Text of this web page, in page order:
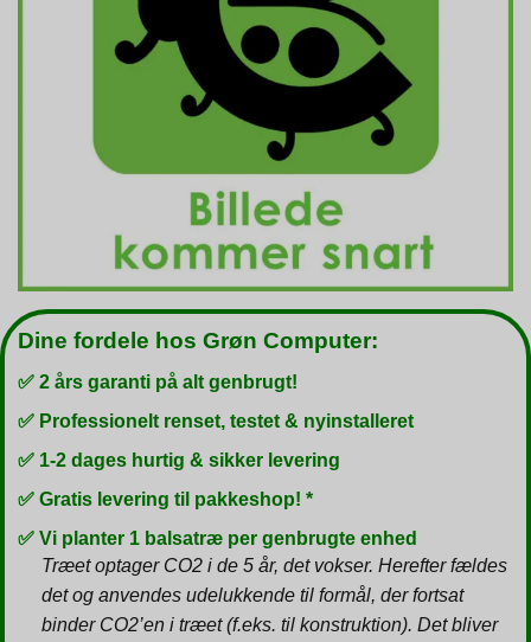
Dine fordele hos Grøn Computer:
✅ 2 års garanti på alt genbrugt!
✅ Professionelt renset, testet & nyinstalleret
✅ 1-2 dages hurtig & sikker levering
✅ Gratis levering til pakkeshop! *
✅ Vi planter 1 balsatræ per genbrugte enhed
Træet optager CO2 i de 5 år, det vokser. Herefter fældes
det og anvendes udelukkende til formål, der fortsat
binder CO2’en i træet (f.eks. til konstruktion). Det bliver